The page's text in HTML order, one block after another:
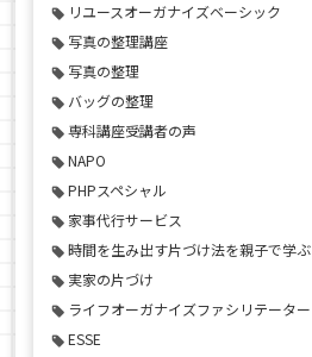
リユースオーガナイズベーシック
写真の整理講座
写真の整理
バッグの整理
専科講座受講者の声
NAPO
PHPスペシャル
家事代行サービス
時間を生み出す片づけ法を親子で学ぶ
実家の片づけ
ライフオーガナイズファシリテーター
ESSE